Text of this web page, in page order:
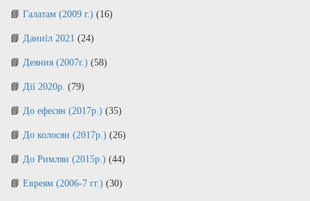
Галатам (2009 г.) (16)
Даниїл 2021 (24)
Деяния (2007г.) (58)
Дії 2020р. (79)
До ефесян (2017р.) (35)
До колосян (2017р.) (26)
До Римлян (2015р.) (44)
Евреям (2006-7 гг.) (30)